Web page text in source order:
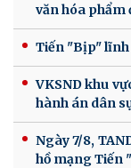
văn hóa phẩm
Tiến "Bịp" lĩnh
VKSND khu
hành án dân
Ngày 7/8,
hồ mạng Tiến